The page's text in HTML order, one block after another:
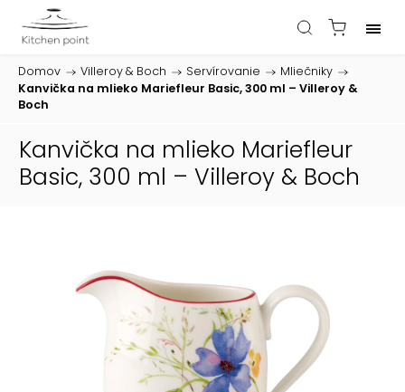
Domov / Villeroy & Boch / Servírovanie / Mliečniky /
Kanvička na mlieko Mariefleur Basic, 300 ml – Villeroy &
Boch
Kanvička na mlieko Mariefleur
Basic, 300 ml – Villeroy & Boch